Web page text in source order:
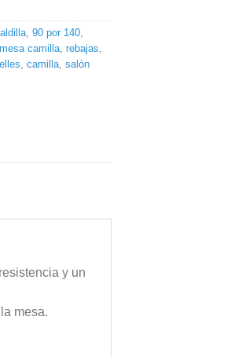
,90 por 140,
camilla,rebajas,
,camilla,salón
y un
mesa.